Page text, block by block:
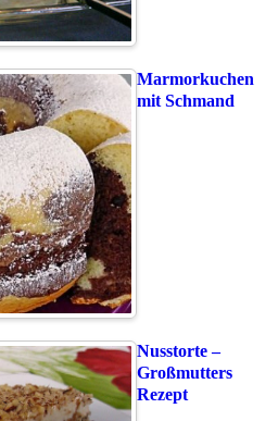
Marmorkuchen
mit Schmand
Nusstorte –
Großmutters
Rezept